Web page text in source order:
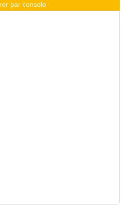
par console